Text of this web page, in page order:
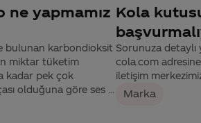
ne yapmamız
bulunan karbondioksit
miktar tüketim
kadar pek çok
olduğuna göre ses ...
Kola
Sorunuza detaylı
cola.com
iletişim
Marka